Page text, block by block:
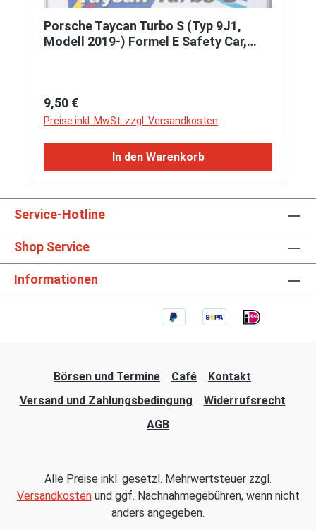
Porsche Taycan Turbo S (Typ 9J1,
Modell 2019-) Formel E Safety Car,
Regulärer Preis:
9,50 €
Preise inkl. MwSt. zzgl. Versandkosten
In den Warenkorb
Service-Hotline
Shop Service
Informationen
Börsen und Termine Café
Kontakt
Versand und Zahlungsbedingung
Widerrufsrecht
AGB
Alle Preise inkl. gesetzl. Mehrwertsteuer zzgl.
Versandkostenund ggf. Nachnahmegebühren, wenn nicht
anders angegeben.